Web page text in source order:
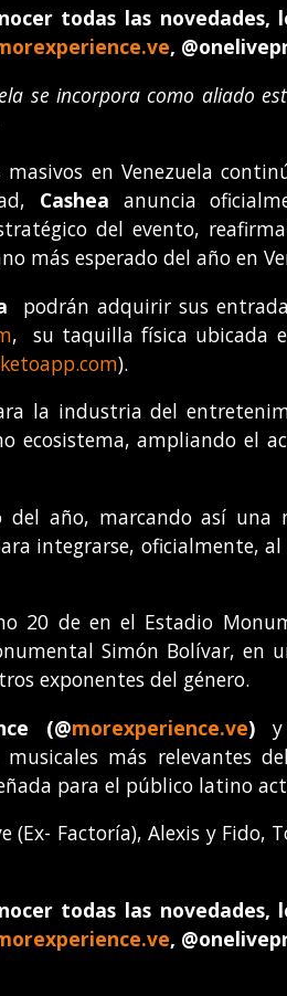
todas las novedades,
,
se incorpora como aliado
masivos en Venezuela
Cashea anuncia
del evento,
más esperado del año en
podrán adquirir sus
, su taquilla física ubicada
).
la industria del
ecosistema, ampliando el
del año, marcando así
integrarse, oficialmente,
20 de en el Estadio
Simón Bolívar, en
exponentes del género.
(@morexperience.ve) y
más relevantes
para el público latino
(Ex- Factoría), Alexis y Fido,
todas las novedades,
,